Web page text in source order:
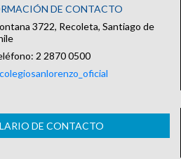
DE CONTACTO
3722, Recoleta, Santiago de
2 2870 0500
DE CONTACTO